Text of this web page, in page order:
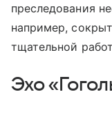
преследования
например,
тщательной
Эхо